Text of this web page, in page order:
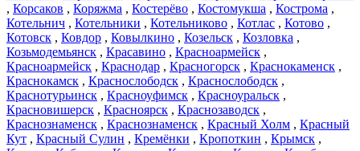
, Корсаков , Коряжма , Костерёво , Костомукша , Кострома ,
Котельнич , Котельники , Котельниково , Котлас , Котово ,
Котовск , Ковдор , Ковылкино , Козельск , Козловка ,
Козьмодемьянск , Красавино , Красноармейск ,
Красноармейск , Краснодар , Красногорск , Краснокаменск ,
Краснокамск , Краснослободск , Краснослободск ,
Краснотурьинск , Красноуфимск , Красноуральск ,
Красновишерск , Красноярск , Краснозаводск ,
Краснознаменск , Краснознаменск , Красный Холм , Красный
Кут , Красный Сулин , Кремёнки , Кропоткин , Крымск ,